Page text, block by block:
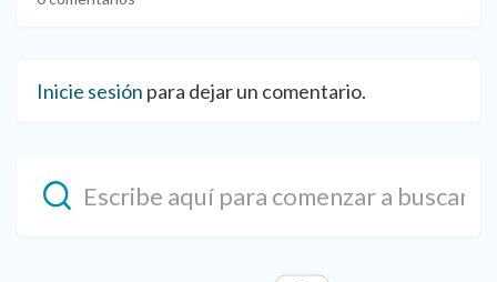
Inicie sesión para dejar un comentario.